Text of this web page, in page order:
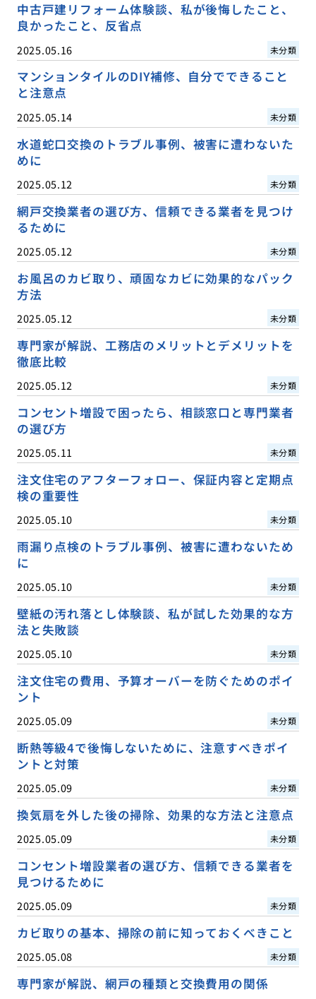
中古戸建リフォーム体験談、私が後悔したこと、
良かったこと、反省点
2025.05.16 未分類
マンションタイルのDIY補修、自分でできること
と注意点
2025.05.14 未分類
水道蛇口交換のトラブル事例、被害に遭わないた
めに
2025.05.12 未分類
網戸交換業者の選び方、信頼できる業者を見つけ
るために
2025.05.12 未分類
お風呂のカビ取り、頑固なカビに効果的なパック
方法
2025.05.12 未分類
専門家が解説、工務店のメリットとデメリットを
徹底比較
2025.05.12 未分類
コンセント増設で困ったら、相談窓口と専門業者
の選び方
2025.05.11 未分類
注文住宅のアフターフォロー、保証内容と定期点
検の重要性
2025.05.10 未分類
雨漏り点検のトラブル事例、被害に遭わないため
に
2025.05.10 未分類
壁紙の汚れ落とし体験談、私が試した効果的な方
法と失敗談
2025.05.10 未分類
注文住宅の費用、予算オーバーを防ぐためのポイ
ント
2025.05.09 未分類
断熱等級4で後悔しないために、注意すべきポイ
ントと対策
2025.05.09 未分類
換気扇を外した後の掃除、効果的な方法と注意点
2025.05.09 未分類
コンセント増設業者の選び方、信頼できる業者を
見つけるために
2025.05.09 未分類
カビ取りの基本、掃除の前に知っておくべきこと
2025.05.08 未分類
専門家が解説、網戸の種類と交換費用の関係